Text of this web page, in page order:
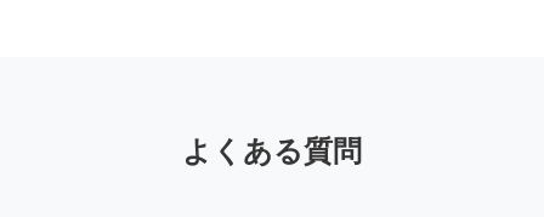
よくある質問